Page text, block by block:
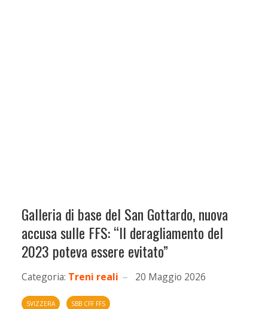
Galleria di base del San Gottardo, nuova
accusa sulle FFS: “Il deragliamento del
2023 poteva essere evitato”
Categoria: Treni reali 20 Maggio 2026
SVIZZERA SBB CFF FFS